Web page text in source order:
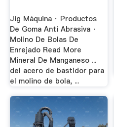
Jig Máquina · Productos
De Goma Anti Abrasiva ·
Molino De Bolas De
Enrejado Read More
Mineral De Manganeso ...
del acero de bastidor para
el molino de bola, ...